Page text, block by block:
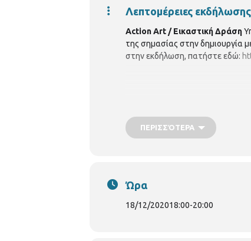
Λεπτομέρειες εκδήλωσης
Action Art / Εικαστική Δράση
της σημασίας στην δημιουργία
στην εκδήλωση, πατήστε εδώ:
ΠΕΡΙΣΣΌΤΕΡΑ
Ώρα
18/12/202018:00-20:00